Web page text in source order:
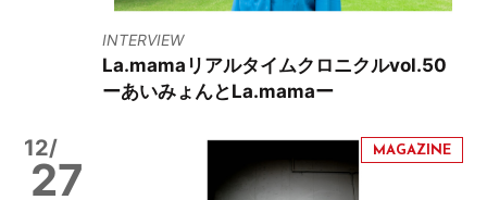
INTERVIEW
La.mamaリアルタイムクロニクルvol.50
ーあいみょんとLa.mamaー
12/
27